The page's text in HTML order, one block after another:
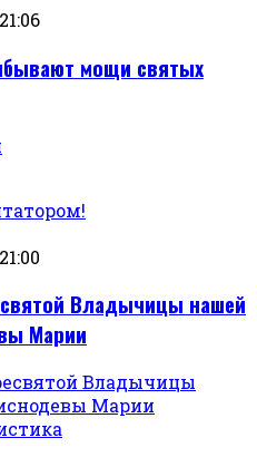
мощи святых
Владычицы нашей
Марии